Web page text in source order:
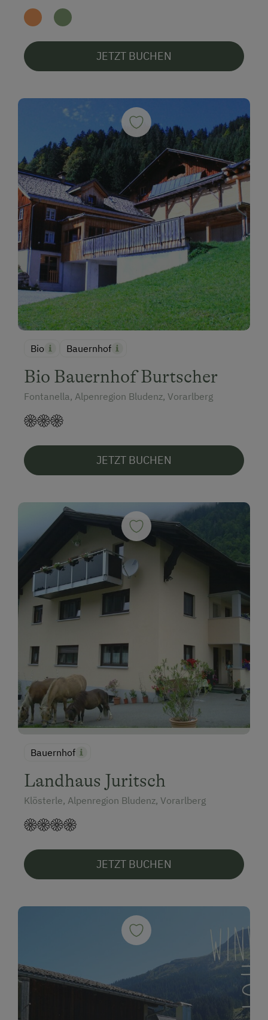
JETZT BUCHEN
Bio Bauernhof
Bio Bauernhof Burtscher
Fontanella, Alpenregion Bludenz, Vorarlberg
JETZT BUCHEN
Bauernhof
Landhaus Juritsch
Klösterle, Alpenregion Bludenz, Vorarlberg
JETZT BUCHEN